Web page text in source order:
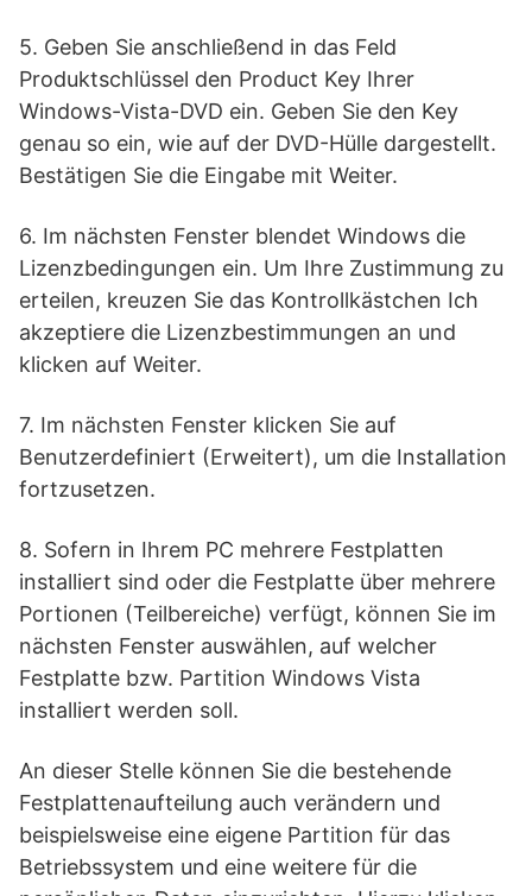
5. Geben Sie anschließend in das Feld
Produktschlüssel den Product Key Ihrer
Windows-Vista-DVD ein. Geben Sie den Key
genau so ein, wie auf der DVD-Hülle dargestellt.
Bestätigen Sie die Eingabe mit Weiter.
6. Im nächsten Fenster blendet Windows die
Lizenzbedingungen ein. Um Ihre Zustimmung zu
erteilen, kreuzen Sie das Kontrollkästchen Ich
akzeptiere die Lizenzbestimmungen an und
klicken auf Weiter.
7. Im nächsten Fenster klicken Sie auf
Benutzerdefiniert (Erweitert), um die Installation
fortzusetzen.
8. Sofern in Ihrem PC mehrere Festplatten
installiert sind oder die Festplatte über mehrere
Portionen (Teilbereiche) verfügt, können Sie im
nächsten Fenster auswählen, auf welcher
Festplatte bzw. Partition Windows Vista
installiert werden soll.
An dieser Stelle können Sie die bestehende
Festplattenaufteilung auch verändern und
beispielsweise eine eigene Partition für das
Betriebssystem und eine weitere für die